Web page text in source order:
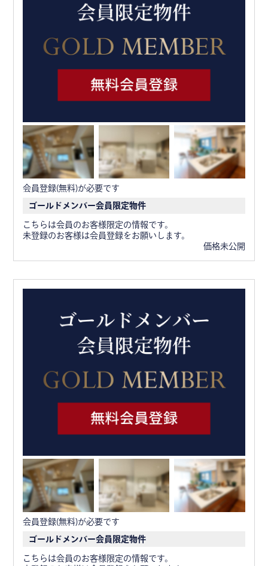
会員登録(無料)が必要です
ゴールドメンバー会員限定物件
こちらは会員のお客様限定の情報です。
未登録のお客様は会員登録をお願いします。
価格未公開
会員登録(無料)が必要です
ゴールドメンバー会員限定物件
こちらは会員のお客様限定の情報です。